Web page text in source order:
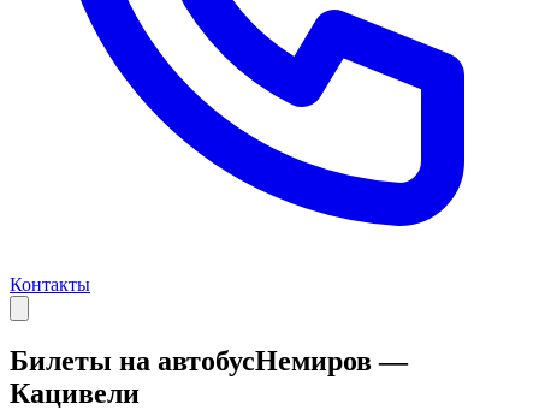
Контакты
Билеты на автобусНемиров —
Кацивели